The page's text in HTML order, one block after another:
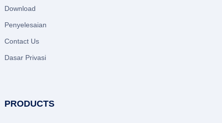
Download
Penyelesaian
Contact Us
Dasar Privasi
PRODUCTS